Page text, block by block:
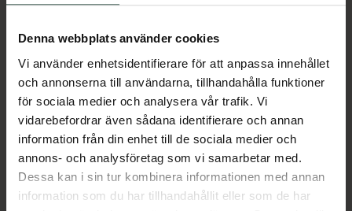
Denna webbplats använder cookies
Vi använder enhetsidentifierare för att anpassa innehållet
och annonserna till användarna, tillhandahålla funktioner
för sociala medier och analysera vår trafik. Vi
vidarebefordrar även sådana identifierare och annan
information från din enhet till de sociala medier och
annons- och analysföretag som vi samarbetar med.
Dessa kan i sin tur kombinera informationen med annan
information som du har tillhandahållit eller som de har
året, är en allergisk reaktion som orsakas av
eller mögel och svampsporer. Perenn rinit
förekommer under hela året och symtomen
kan orsakas av en känslighet för en mängd
olika saker som t ex husdammskvalster,
djurhår (eller hudavlagringar), fjädrar och vissa
livsmedel. Mometason Apofri minskar svullnad
och irritation i näsan och lindrar på så sätt
nysningar, klåda, nästäppa eller rinnande näsa
orsakad av hösnuva eller perenn rinit.